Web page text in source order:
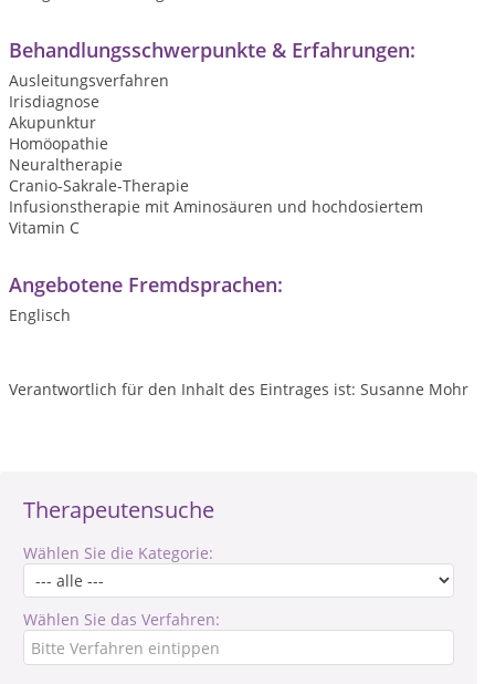
Therapeutensuche
Wählen Sie die Kategorie:
Wählen Sie das Verfahren:
Behandlungsschwerpunkte & Erfahrungen:
Ausleitungsverfahren
Irisdiagnose
Akupunktur
Homöopathie
Neuraltherapie
Cranio-Sakrale-Therapie
Infusionstherapie mit Aminosäuren und hochdosiertem
Vitamin C
Angebotene Fremdsprachen:
Englisch
Verantwortlich für den Inhalt des Eintrages ist: Susanne Mohr